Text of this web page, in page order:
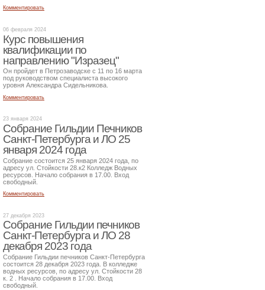
Комментировать
06 февраля 2024
Курс повышения
квалификации по
направлению "Изразец"
Он пройдет в Петрозаводске с 11 по 16 марта
под руководством специалиста высокого
уровня Александра Сидельникова.
Комментировать
23 января 2024
Собрание Гильдии Печников
Санкт-Петербурга и ЛО 25
января 2024 года
Собрание состоится 25 января 2024 года, по
адресу ул. Стойкости 28.к2 Колледж Водных
ресурсов. Начало собрания в 17.00. Вход
свободный.
Комментировать
27 декабря 2023
Собрание Гильдии печников
Санкт-Петербурга и ЛО 28
декабря 2023 года
Собрание Гильдии печников Санкт-Петербурга
состоится 28 декабря 2023 года. В колледже
водных ресурсов, по адресу ул. Стойкости 28
к. 2 . Начало собрания в 17.00. Вход
свободный.